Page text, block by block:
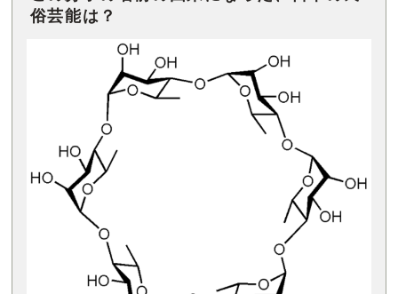
俗芸能は？